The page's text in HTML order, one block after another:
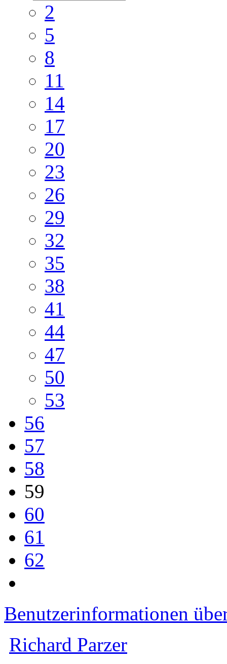
2
5
8
11
14
17
20
23
26
29
32
35
38
41
44
47
50
53
56
57
58
59
60
61
62
Benutzerinformationen
Richard Parzer